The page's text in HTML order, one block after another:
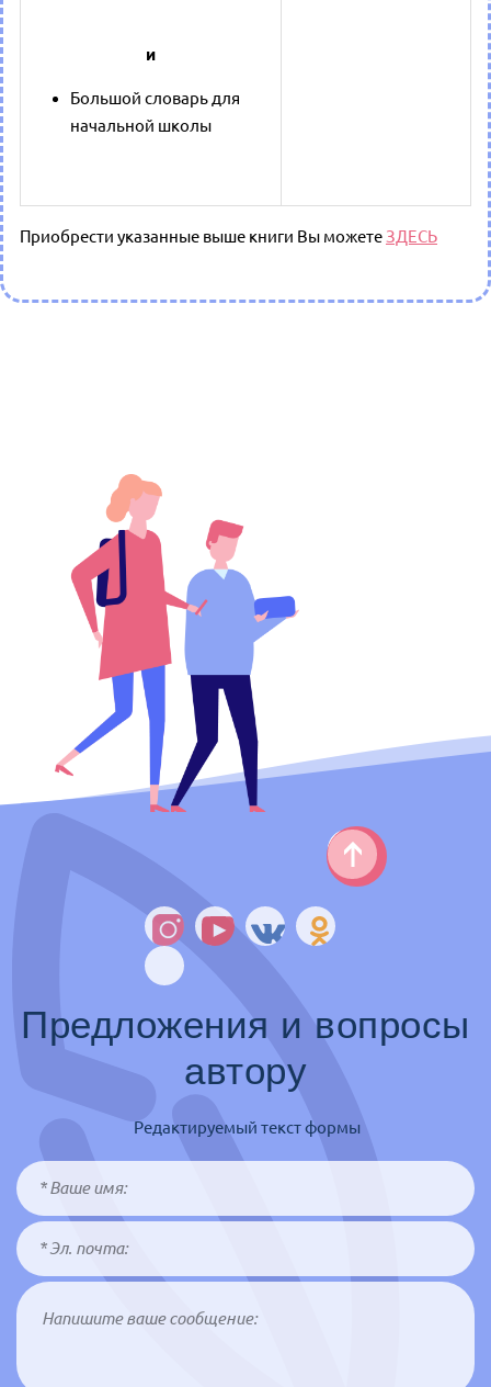
и
Большой словарь для
начальной школы
Приобрести указанные выше книги Вы можетеЗДЕСЬ
Предложения и вопросы
автору
Редактируемый текст формы